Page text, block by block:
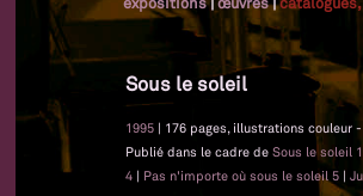
Sous le soleil
1995 | 176 pages, illustrations couleur
Publié dans le cadre deSous le soleil 1
4 | Pas n'importe où sous le soleil 5 |